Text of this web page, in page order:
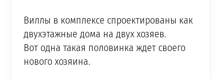
Виллы в комплексе спроектированы как
двухэтажные дома на двух хозяев.
Вот одна такая половинка ждет своего
нового хозяина.